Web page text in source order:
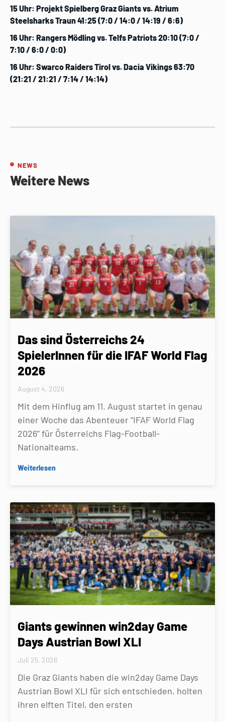
15 Uhr: Projekt Spielberg Graz Giants vs. Atrium
Steelsharks Traun41:25 (7:0 / 14:0 / 14:19 / 6:6)
16 Uhr: Rangers Mödling vs. Telfs Patriots20:10 (7:0 /
7:10 / 6:0 / 0:0)
16 Uhr: Swarco Raiders Tirol vs. Dacia Vikings63:70
(21:21 / 21:21 / 7:14 / 14:14)
NEWS
Weitere News
Das sind Österreichs 24
SpielerInnen für die IFAF World Flag
2026
August 4, 2026
Mit dem Hinflug am 11. August startet in genau
einer Woche das Abenteuer “IFAF World Flag
2026” für Österreichs Flag-Football-
Nationalteams.
Weiterlesen
Giants gewinnen win2day Game
Days Austrian Bowl XLI
Juli 25, 2026
Die Graz Giants haben die win2day Game Days
Austrian Bowl XLI für sich entschieden, holten
ihren elften Titel, den ersten